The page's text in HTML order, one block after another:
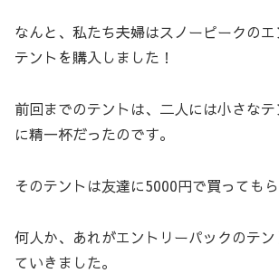
なんと、私たち夫婦はスノーピークの
テントを購入しました！
前回までのテントは、二人には小さな
に精一杯だったのです。
そのテントは友達に5000円で買ってもら
何人か、あれがエントリーパックのテ
ていきました。